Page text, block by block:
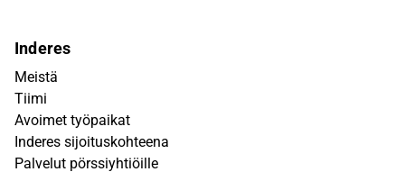
Inderes
Meistä
Tiimi
Avoimet työpaikat
Inderes sijoituskohteena
Palvelut pörssiyhtiöille